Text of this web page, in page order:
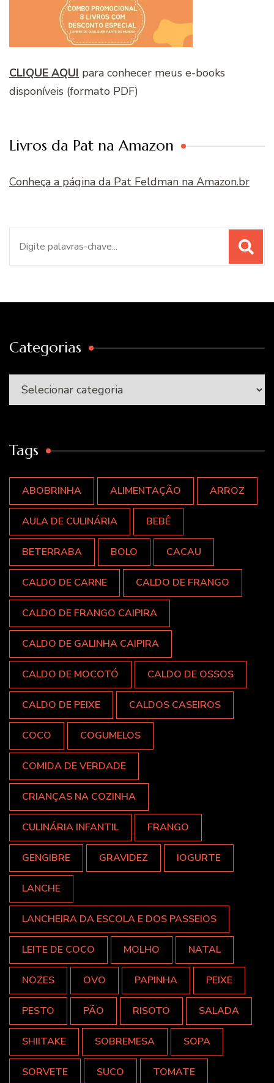
CLIQUE AQUI para conhecer meus e-books
disponíveis (formato PDF)
Livros da Pat na Amazon
Conheça a página da Pat Feldman na Amazon.br
Categorias
Categorias
Tags
ABOBRINHA ALIMENTAÇÃO ARROZ
AULA DE CULINÁRIA BEBÊ
BETERRABA BOLO CACAU
CALDO DE CARNE CALDO DE FRANGO
CALDO DE FRANGO CAIPIRA
CALDO DE GALINHA CAIPIRA
CALDO DE MOCOTÓ CALDO DE OSSOS
CALDO DE PEIXE CALDOS CASEIROS
COCO COGUMELOS
COMIDA DE VERDADE
CRIANÇAS NA COZINHA
CULINÁRIA INFANTIL FRANGO
GENGIBRE GRAVIDEZ IOGURTE
LANCHE
LANCHEIRA DA ESCOLA E DOS PASSEIOS
LEITE DE COCO MOLHO NATAL
NOZES OVO PAPINHA PEIXE
PESTO PÃO RISOTO SALADA
SHIITAKE SOBREMESA SOPA
SORVETE SUCO TOMATE